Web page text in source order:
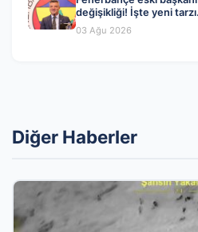
değişikliği! İşte yeni
03 Ağu 2026
Diğer Haberler